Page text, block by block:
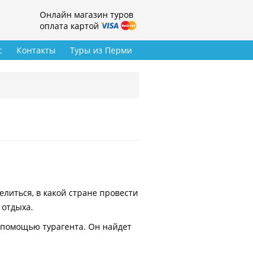
Онлайн магазин туров
оплата картой
Туры из Перми
Контакты
в какой стране провести
турагента. Он найдет